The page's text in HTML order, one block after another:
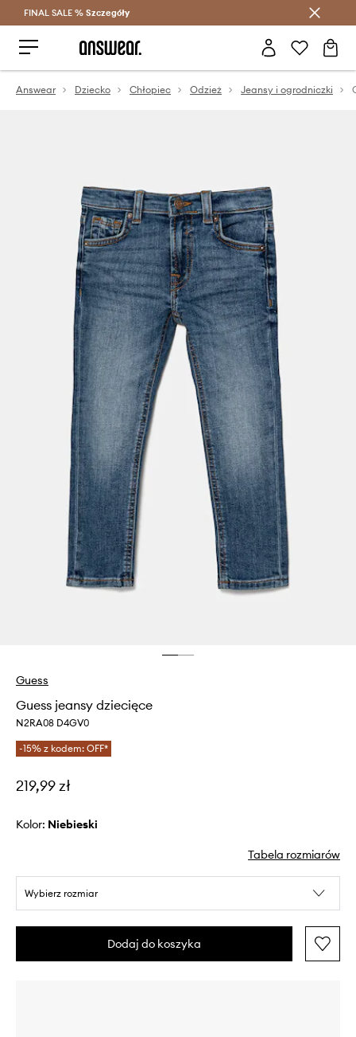
Oszczędzaj z Answear Club >
FINAL SALE % Szczegóły
Answear Dziecko Chłopiec Odzież Jeansy i ogrodniczki
Guess
Guess jeansy dziecięce
N2RA08 D4GV0
-15% z kodem: OFF*
219,99 zł
Kolor: niebieski
Tabela rozmiarów
Wybierz rozmiar
Dodaj do koszyka